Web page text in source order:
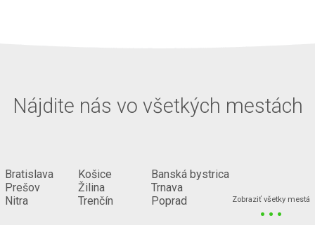
Nájdite nás vo všetkých mestách
Bratislava
Prešov
Nitra
Košice
Žilina
Trenčín
Banská bystrica
Trnava
Poprad
Zobraziť všetky mestá
...